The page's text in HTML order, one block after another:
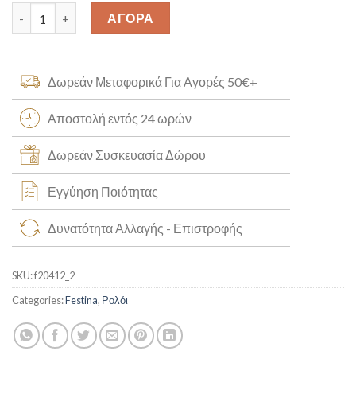
Γυναικείο Festina Boyfriend Crystals f20412_2 quantity
ΑΓΟΡΑ
Δωρεάν Μεταφορικά Για Αγορές 50€+
Αποστολή εντός 24 ωρών
Δωρεάν Συσκευασία Δώρου
Εγγύηση Ποιότητας
Δυνατότητα Αλλαγής - Επιστροφής
SKU:f20412_2
Categories:Festina, Ρολόι